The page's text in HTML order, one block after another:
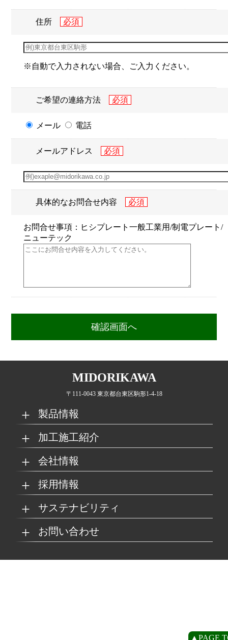
▲PAGE
住所
※自動で入力されない場合、ご入力ください。
ご希望の連絡方法
メール 電話
メールアドレス
具体的なお問合せ内容
お問合せ事項：ヒシプレート一般工業用/制電プレート/
ニューテック
MIDORIKAWA
〒111-0043 東京都台東区駒形1-4-18
製品情報
MKブランド製品 新商品紹介
取扱製品情報
SDSダウンロード
加工施工紹介
グループの総合力 乗り物
工場
環境 商業施設
会社情報
会社概要 経営理念
沿革
採用情報
マイナビ採用ページ
サステナビリティ
リサイクルへの取り組
SDGsへの取り組み
お問い合わせ